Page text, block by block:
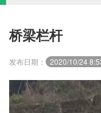
桥梁栏杆
发布日期： 2020/10/24